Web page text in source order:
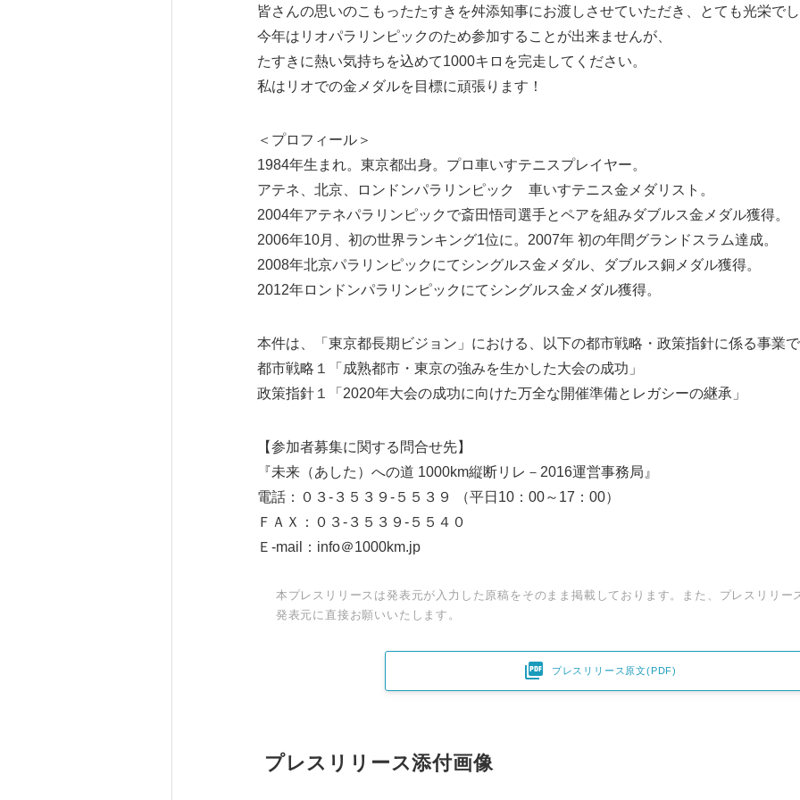
皆さんの思いのこもったたすきを舛添知事にお渡しさせていただき、とても光栄でし
今年はリオパラリンピックのため参加することが出来ませんが、
たすきに熱い気持ちを込めて1000キロを完走してください。
私はリオでの金メダルを目標に頑張ります！
＜プロフィール＞
1984年生まれ。東京都出身。プロ車いすテニスプレイヤー。
アテネ、北京、ロンドンパラリンピック 車いすテニス金メダリスト。
2004年アテネパラリンピックで斎田悟司選手とペアを組みダブルス金メダル獲得。
2006年10月、初の世界ランキング1位に。2007年 初の年間グランドスラム達成。
2008年北京パラリンピックにてシングルス金メダル、ダブルス銅メダル獲得。
2012年ロンドンパラリンピックにてシングルス金メダル獲得。
本件は、「東京都長期ビジョン」における、以下の都市戦略・政策指針に係る事業で
都市戦略１「成熟都市・東京の強みを生かした大会の成功」
政策指針１「2020年大会の成功に向けた万全な開催準備とレガシーの継承」
【参加者募集に関する問合せ先】
『未来（あした）への道 1000km縦断リレ－2016運営事務局』
電話：０３-３５３９-５５３９ （平日10：00～17：00）
ＦＡＸ：０３-３５３９-５５４０
Ｅ-mail：info＠1000km.jp
本プレスリリースは発表元が入力した原稿をそのまま掲載しております。また、プレスリリー
発表元に直接お願いいたします。
 プレスリリース原文(PDF)
プレスリリース添付画像